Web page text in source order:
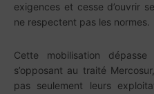
exigences et cesse d’ouvrir
ne respectent pas les normes.
Cette mobilisation
s’opposant au traité
pas seulement leurs